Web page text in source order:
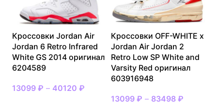
Кроссовки Jordan Air
Jordan 6 Retro Infrared
White GS 2014 оригинал
6204589
13099 ₽ – 40120 ₽
Кроссовки OFF-WHITE x
Jordan Air Jordan 2
Retro Low SP White and
Varsity Red оригинал
603916948
13099 ₽ – 83498 ₽